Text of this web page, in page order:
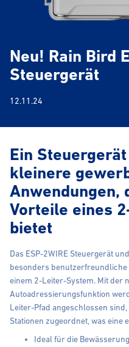
Neu! Rain Bird
Steuergerät
12.11.24
Ein
kleinere
Anwendungen,
Vorteile eines
bietet
Das ESP-2WIRE Steuergerät
besonders
einem 2-Leiter-System. Mit der
Autoadressierungsfunktion
Leiter-Pfad angeschlossen
Stationen zugeordnet, was
Ideal für die